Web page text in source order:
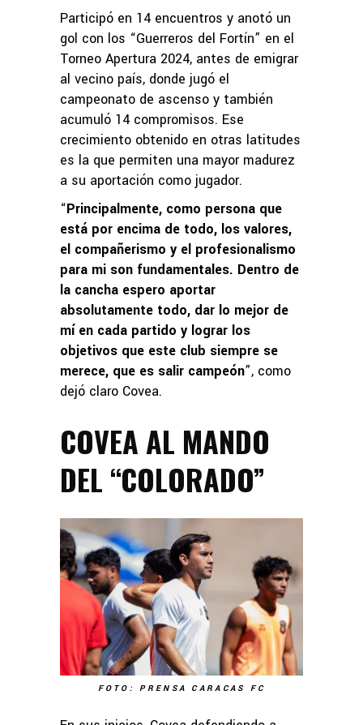
Participó en 14 encuentros y anotó un
gol con los “Guerreros del Fortín” en el
Torneo Apertura 2024, antes de emigrar
al vecino país, donde jugó el
campeonato de ascenso y también
acumuló 14 compromisos. Ese
crecimiento obtenido en otras latitudes
es la que permiten una mayor madurez
a su aportación como jugador.
“Principalmente, como persona que
está por encima de todo, los valores,
el compañerismo y el profesionalismo
para mi son fundamentales. Dentro de
la cancha espero aportar
absolutamente todo, dar lo mejor de
mí en cada partido y lograr los
objetivos que este club siempre se
merece, que es salir campeón”, como
dejó claro Covea.
COVEA AL MANDO
DEL “COLORADO”
FOTO: PRENSA CARACAS FC